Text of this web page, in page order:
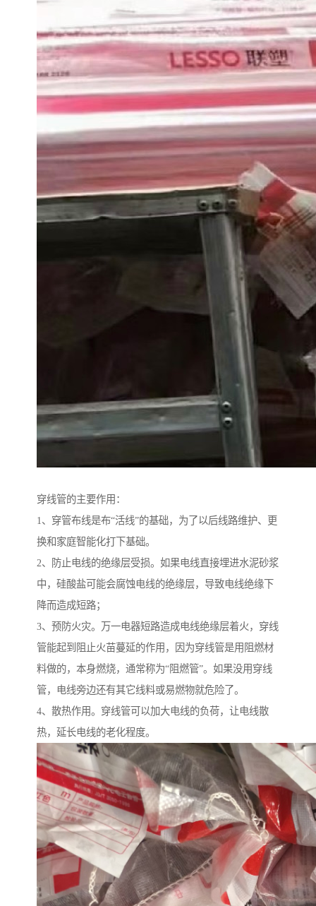
穿线管的主要作用：
1、穿管布线是布“活线”的基础，为了以后线路维护、更
换和家庭智能化打下基础。
2、防止电线的绝缘层受损。如果电线直接埋进水泥砂浆
中，硅酸盐可能会腐蚀电线的绝缘层，导致电线绝缘下
降而造成短路；
3、预防火灾。万一电器短路造成电线绝缘层着火，穿线
管能起到阻止火苗蔓延的作用，因为穿线管是用阻燃材
料做的，本身燃烧，通常称为“阻燃管”。如果没用穿线
管，电线旁边还有其它线料或易燃物就危险了。
4、散热作用。穿线管可以加大电线的负荷，让电线散
热，延长电线的老化程度。